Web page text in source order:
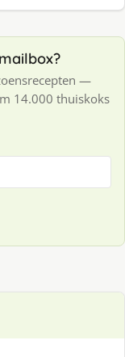
—
14.000 thuiskoks